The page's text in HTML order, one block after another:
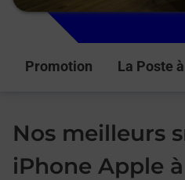
Promotion La Poste
Nos meilleurs
iPhone Apple